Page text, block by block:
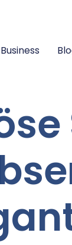
Business